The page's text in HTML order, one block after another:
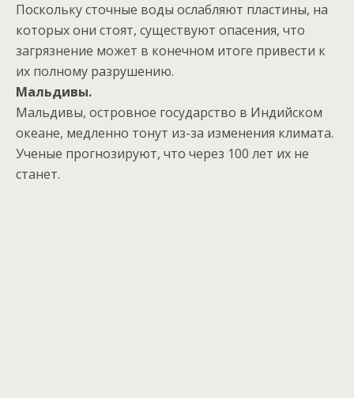
Поскольку сточные воды ослабляют пластины, на
которых они стоят, существуют опасения, что
загрязнение может в конечном итоге привести к
их полному разрушению.
Мальдивы.
Мальдивы, островное государство в Индийском
океане, медленно тонут из-за изменения климата.
Ученые прогнозируют, что через 100 лет их не
станет.